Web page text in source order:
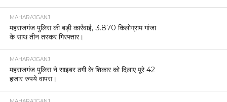
MAHARAJGANJ
महराजगंज पुलिस की बड़ी कार्रवाई, 3.870 किलोग्राम गांजा
के साथ तीन तस्कर गिरफ्तार।
MAHARAJGANJ
महराजगंज पुलिस ने साइबर ठगी के शिकार को दिलाए पूरे 42
हजार रुपये वापस।